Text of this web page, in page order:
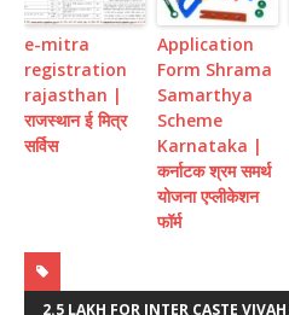
e-mitra
registration
rajasthan |
राजस्थान ई मित्र
सर्विस
Application
Form Shrama
Samarthya
Scheme
Karnataka |
कर्नाटक श्रम समर्थ
योजना एप्लीकेशन
फॉर्म
2.5 LAKH FOR INTER CASTE